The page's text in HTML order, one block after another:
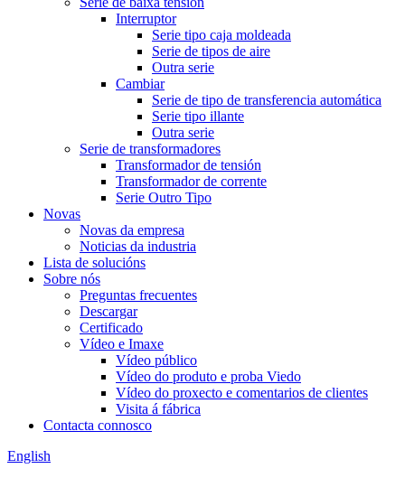
Interruptor
Serie tipo caja moldeada
Serie de tipos de aire
Outra serie
Cambiar
Serie de tipo de transferencia automática
Serie tipo illante
Outra serie
Serie de transformadores
Transformador de tensión
Transformador de corrente
Serie Outro Tipo
Novas
Novas da empresa
Noticias da industria
Lista de solucións
Sobre nós
Preguntas frecuentes
Descargar
Certificado
Vídeo e Imaxe
Vídeo público
Vídeo do produto e proba Viedo
Vídeo do proxecto e comentarios de clientes
Visita á fábrica
Contacta connosco
English